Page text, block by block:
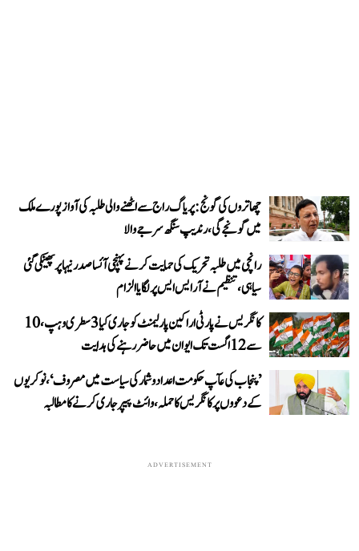
چھاتروں کی گونج: پریاگ راج سے اٹھنے والی طلبہ کی آواز پورے ملک
میں گونجے گی، رندیپ سنگھ سرجے والا
رانچی میں طلبہ تحریک کی حمایت کرنے پہنچی آئسا صدر نیہا پر پھینکی گئی
سیاہی، تنظیم نے آر ایس ایس پر لگایا الزام
کانگریس نے پارٹی اراکین پارلیمنٹ کو جاری کیا 3 سطری وہپ، 10
سے 12 اگست تک ایوان میں حاضر رہنے کی ہدایت
’پنجاب کی عآپ حکومت اعداد و شمار کی سیاست میں مصروف‘، نوکریوں
کے دعووں پر کانگریس کا حملہ، وائٹ پیپر جاری کرنے کا مطالبہ
ADVERTISEMENT